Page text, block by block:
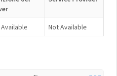
Not Available